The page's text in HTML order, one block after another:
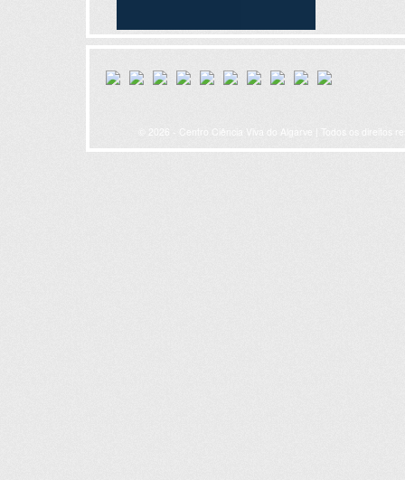
© 2026 - Centro Ciência Viva do Algarve | Todos os direitos